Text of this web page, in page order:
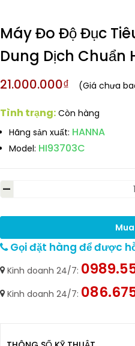
Máy Đo Độ Đục
Dung Dịch Chuẩn
21.000.000₫ (Giá chưa
Tình trạng: Còn hàng
Hãng sản xuất: HANNA
Model: HI93703C
-
Gọi đặt hàng để được
Kinh doanh 24/7:
Kinh doanh 24/7: